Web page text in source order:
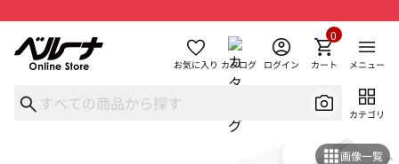
お気に入り カタログ ログイン カート
0
メニュー
カテゴリ
画像一覧